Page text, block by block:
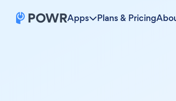
Apps Plans & Pricing